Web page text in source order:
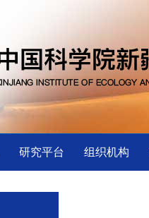
研究平台 组织机构